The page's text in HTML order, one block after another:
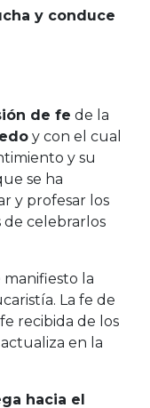
y conduce
de fe de la
y con el cual
y su
se ha
y profesar los
de celebrarlos
la
La fe de
recibida de los
en la
hacia el